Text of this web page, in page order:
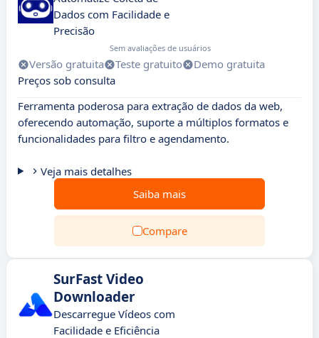
Dados com Facilidade e
Precisão
Sem avaliações de usuários
Versão gratuita Teste gratuito
Demo gratuita
Preços sob consulta
Ferramenta poderosa para extração de dados da web,
oferecendo automação, suporte a múltiplos formatos e
funcionalidades para filtro e agendamento.
Veja mais detalhes
Saiba mais
Compare
SurFast Video
Downloader
Descarregue Vídeos com
Facilidade e Eficiência